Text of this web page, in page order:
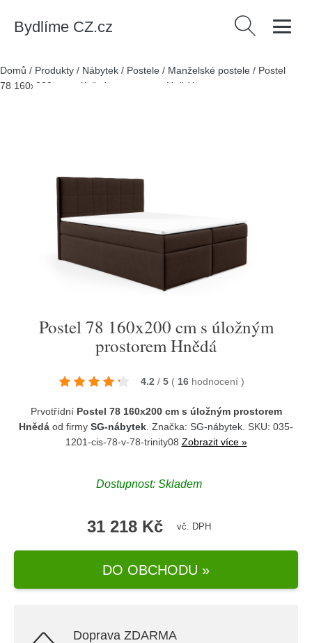
Bydlíme CZ.cz Vyhledávání
Domů / Produkty / Nábytek / Postele / Manželské postele / Postel
78 160x200 cm s úložným prostorem Hnědá
Postel 78 160x200 cm s úložným
prostorem Hnědá
4.2 / 5 ( 16 hodnocení )
Prvotřídní Postel 78 160x200 cm s úložným prostorem
Hnědá od firmy SG-nábytek . Značka: SG-nábytek . SKU: 035-
1201-cis-78-v-78-trinity08 Zobrazit více »
Dostupnost: Skladem
31 218 Kč vč. DPH
DO OBCHODU »
Doprava ZDARMA